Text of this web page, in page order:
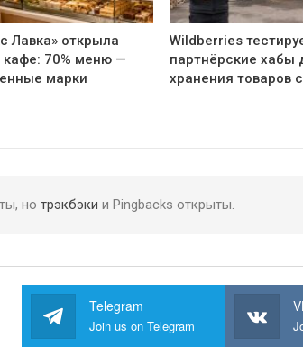
Лавка» открыла
кафе: 70% меню —
марки
Wildberries
партнёрские хабы
хранения товаров
но трэкбэки и Pingbacks открыты.
Telegram
Join us on Telegram